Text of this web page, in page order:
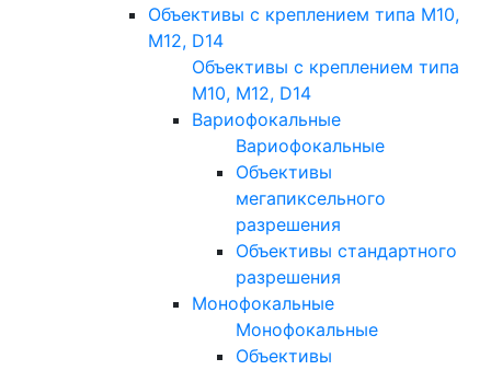
Объективы с креплением типа M10,
M12, D14
Объективы с креплением типа
M10, M12, D14
Вариофокальные
Вариофокальные
Объективы
мегапиксельного
разрешения
Объективы стандартного
разрешения
Монофокальные
Монофокальные
Объективы